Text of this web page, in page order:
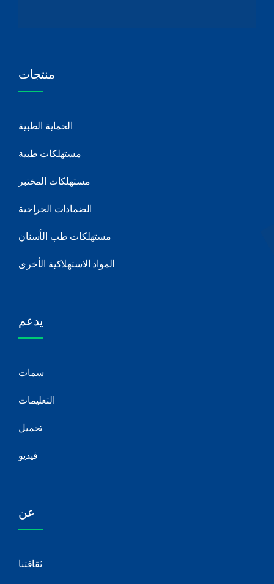
منتجات
الحماية الطبية
مستهلكات طبية
مستهلكات المختبر
الضمادات الجراحية
مستهلكات طب الأسنان
المواد الاستهلاكية الأخرى
يدعم
سمات
التعليمات
تحميل
فيديو
عن
ثقافتنا